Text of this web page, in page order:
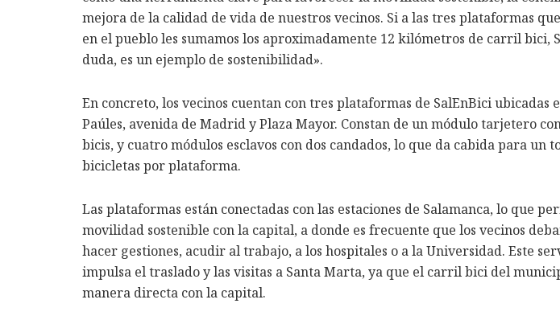
mejora de la calidad de vida de nuestros vecinos. Si a las tres plataformas
en el pueblo les sumamos los aproximadamente 12 kilómetros de carril bici,
duda, es un ejemplo de sostenibilidad».
En concreto, los vecinos cuentan con tres plataformas de SalEnBici ubicadas
Paúles, avenida de Madrid y Plaza Mayor. Constan de un módulo tarjetero
bicis, y cuatro módulos esclavos con dos candados, lo que da cabida para un
bicicletas por plataforma.
Las plataformas están conectadas con las estaciones de Salamanca, lo que
movilidad sostenible con la capital, a donde es frecuente que los vecinos
hacer gestiones, acudir al trabajo, a los hospitales o a la Universidad. Este
impulsa el traslado y las visitas a Santa Marta, ya que el carril bici del
manera directa con la capital.